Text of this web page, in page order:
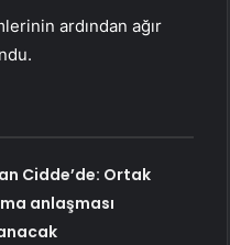
ardından ağır
Cidde’de: Ortak
anlaşması